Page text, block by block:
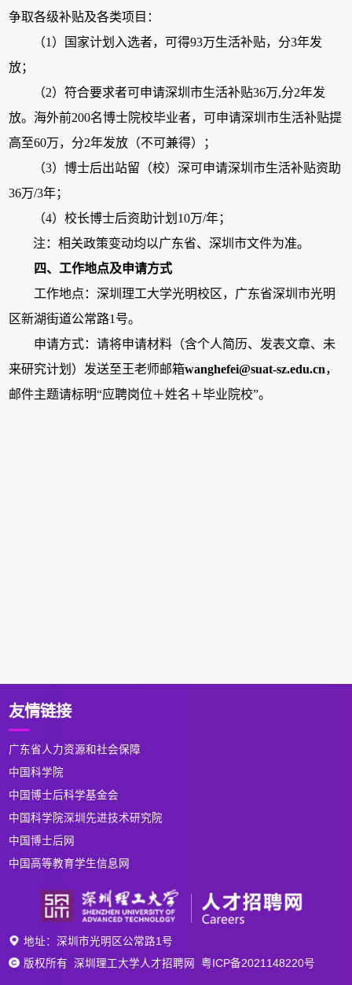
争取各级补贴及各类项目：
（1）国家计划入选者，可得93万生活补贴，分3年发
放；
（2）符合要求者可申请深圳市生活补贴36万,分2年发
放。海外前200名博士院校毕业者，可申请深圳市生活补贴提
高至60万，分2年发放（不可兼得）；
（3）博士后出站留（校）深可申请深圳市生活补贴资助
36万/3年；
（4）校长博士后资助计划10万/年；
注：相关政策变动均以广东省、深圳市文件为准。
四、工作地点及申请方式
工作地点：深圳理工大学光明校区，广东省深圳市光明
区新湖街道公常路1号。
申请方式：请将申请材料（含个人简历、发表文章、未
来研究计划）发送至王老师邮箱wanghefei@suat-sz.edu.cn，
邮件主题请标明“应聘岗位＋姓名＋毕业院校”。
友情链接
广东省人力资源和社会保障
中国科学院
中国博士后科学基金会
中国科学院深圳先进技术研究院
中国博士后网
中国高等教育学生信息网
地址：深圳市光明区公常路1号
版权所有 深圳理工大学人才招聘网 粤ICP备2021148220号